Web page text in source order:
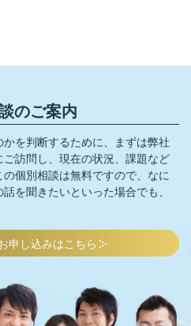
のご案内
を判断するために、まずは弊社
訪問し、 現在の状況、課題など
個別相談は無料ですので、 なに
を聞きたいといった場合でも、
申し込みはこちら